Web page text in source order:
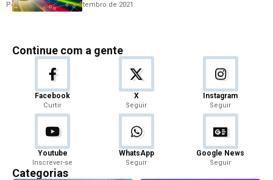
PorCleane Lima28 de setembro de 2021
Continue com a gente
Facebook
Curtir
X
Seguir
Instagram
Seguir
Youtube
Inscrever-se
WhatsApp
Seguir
Google News
Seguir
Categorias